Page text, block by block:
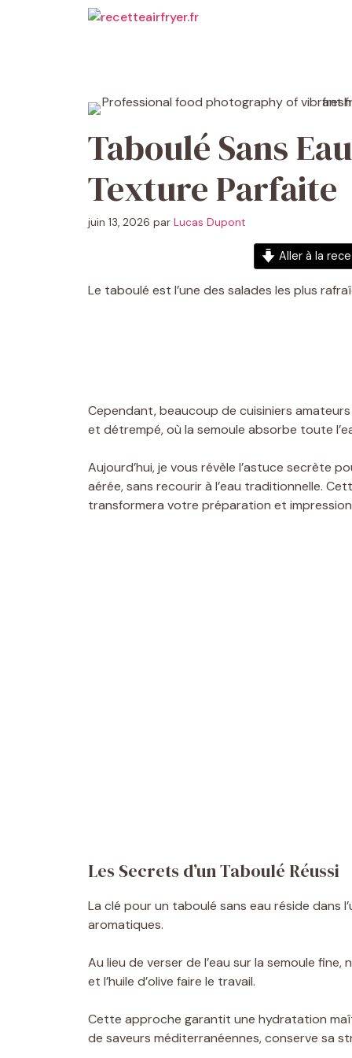
Taboulé Sans
Texture Parfaite
juin 13, 2026 par Lucas Dupont
Aller à la
Le taboulé est l’une des salades les plus
Cependant, beaucoup de cuisiniers
et détrempé, où la semoule absorbe toute
Aujourd’hui, je vous révèle l’astuce secrète
aérée, sans recourir à l’eau traditionnelle.
transformera votre préparation et
Les Secrets d’un Taboulé Réussi
La clé pour un taboulé sans eau réside dans
aromatiques.
Au lieu de verser de l’eau sur la semoule
et l’huile d’olive faire le travail.
Cette approche garantit une hydratation
de saveurs méditerranéennes, conserve sa